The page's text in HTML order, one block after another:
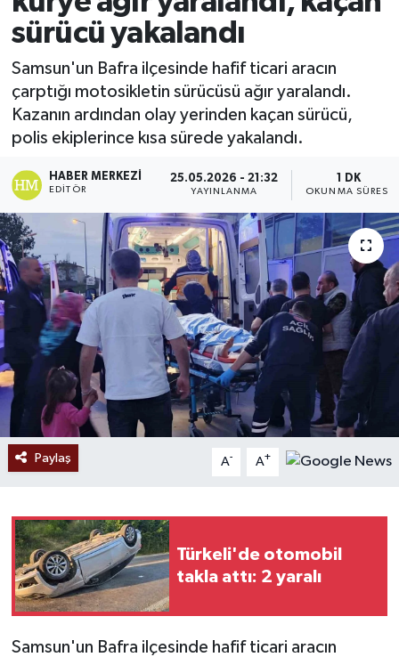
sürücü yakalandı
Samsun'un Bafra ilçesinde hafif ticari aracın
çarptığı motosikletin sürücüsü ağır yaralandı.
Kazanın ardından olay yerinden kaçan sürücü,
polis ekiplerince kısa sürede yakalandı.
HABER MERKEZI
EDITÖR
25.05.2026 - 21:32
YAYINLANMA
1 DK
OKUNMA SÜRESI
Paylaş A- A+
Türkeli'de otomobil
takla attı: 2 yaralı
Samsun'un Bafra ilçesinde hafif ticari aracın
Ekonomi
Sağlık
Tokat Haber